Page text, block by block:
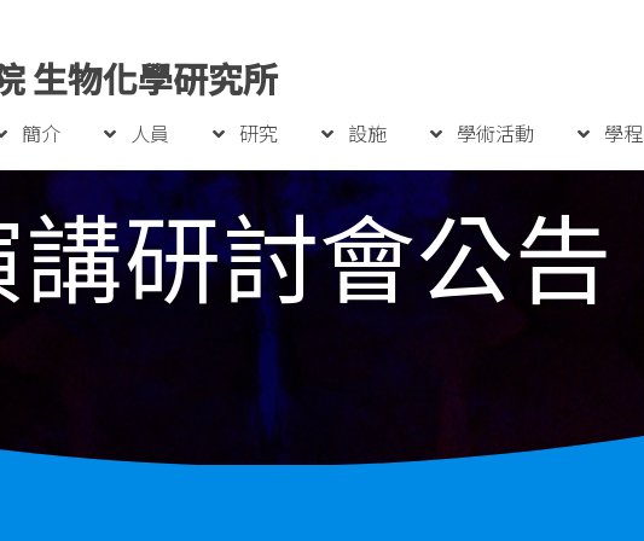
生物化學研究所
簡介 人員 研究 設施 學術活動 學程
研討會公告